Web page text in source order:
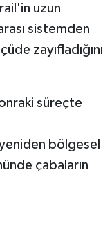
uzun
sistemden
zayıfladığını
süreçte
bölgesel
çabaların